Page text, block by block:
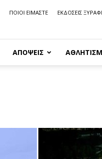
ΠΟΙΟΙ ΕΙΜΑΣΤΕ ΕΚΔΟΣΕΙΣ ΞΥΡΑΦΙ
ΑΠΟΨΕΙΣ